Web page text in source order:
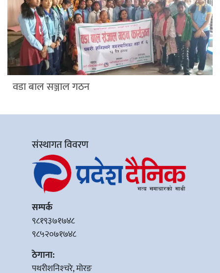
वडा बाल सञ्जाल गठन
संस्थागत विवरण
सम्पर्क
९८१९३७१७४८
९८५२०७१७४८
ठेगाना:
पथरीशनिश्‍चरे, मोरङ